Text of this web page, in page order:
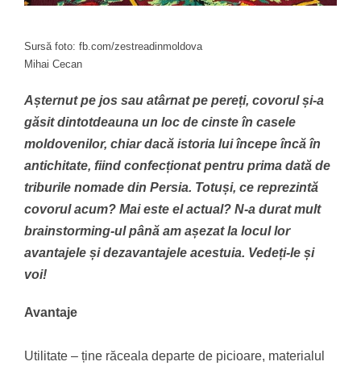
Sursă foto: fb.com/zestreadinmoldova
Mihai Cecan
Așternut pe jos sau atârnat pe pereți, covorul și-a
găsit dintotdeauna un loc de cinste în casele
moldovenilor, chiar dacă istoria lui începe încă în
antichitate, fiind confecționat pentru prima dată de
triburile nomade din Persia. Totuși, ce reprezintă
covorul acum? Mai este el actual? N-a durat mult
brainstorming-ul până am așezat la locul lor
avantajele și dezavantajele acestuia. Vedeți-le și
voi!
Avantaje
Utilitate – ține răceala departe de picioare, materialul